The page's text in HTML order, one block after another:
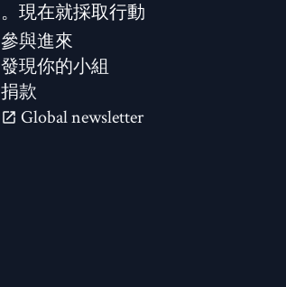
現在就採取行動。
參與進來
發現你的小組
捐款
Global newsletter